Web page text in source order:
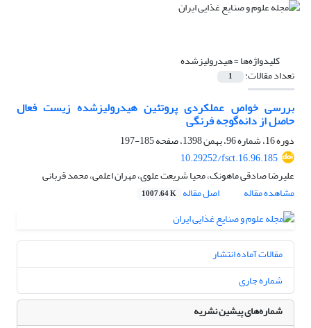
کلیدواژه‌ها =هیدرولیزشده
تعداد مقالات: 1
بررسی خواص عملکردی پروتئین هیدرولیزشده زیست فعال
حاصل از دانه‌گوجه فرنگی
دوره 16، شماره 96، بهمن 1398، صفحه
185-197
10.29252/fsct.16.96.185
علیرضا صادقی ماهونک، محیا شریعت علوی، مهران اعلمی، محمد قربانی
مشاهده مقاله
اصل مقاله 1007.64 K
مقالات آماده انتشار
شماره جاری
شماره‌های پیشین نشریه